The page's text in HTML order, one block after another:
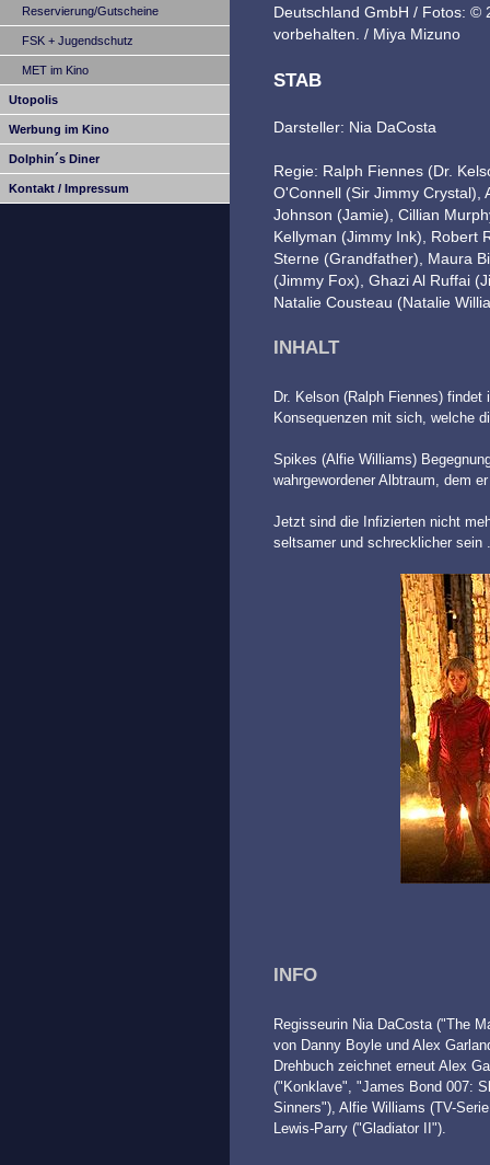
Reservierung/Gutscheine
FSK + Jugendschutz
MET im Kino
Utopolis
Werbung im Kino
Dolphin´s Diner
Kontakt / Impressum
Deutschland GmbH / Fotos: ©
vorbehalten. / Miya Mizuno
STAB
Darsteller: Nia DaCosta
Regie: Ralph Fiennes (Dr.
O'Connell (Sir Jimmy Crystal),
Johnson (Jamie), Cillian
Kellyman (Jimmy Ink), Robert
Sterne (Grandfather), Maura
(Jimmy Fox), Ghazi Al Ruffai
Natalie Cousteau (Natalie
INHALT
Dr. Kelson (Ralph Fiennes)
Konsequenzen mit sich, welche
Spikes (Alfie Williams)
wahrgewordener Albtraum, dem
Jetzt sind die Infizierten nicht
seltsamer und schrecklicher sein
INFO
Regisseurin Nia DaCosta ("The
von Danny Boyle und Alex
Drehbuch zeichnet erneut Alex
("Konklave", "James Bond 007:
Sinners"), Alfie Williams (TV-
Lewis-Parry ("Gladiator II").